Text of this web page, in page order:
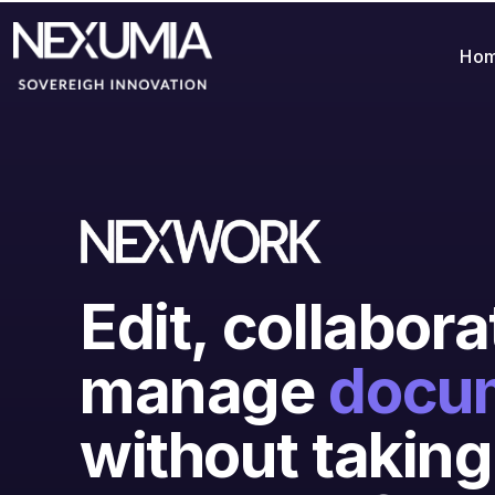
Edit,
manage
without